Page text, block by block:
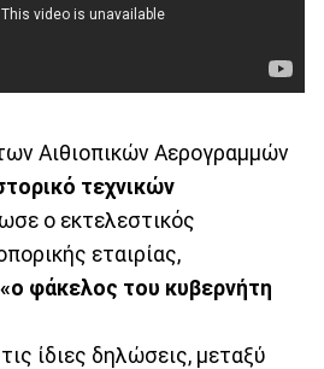
Αιθιοπικών Αερογραμμών
τεχνικών
ο εκτελεστικός
εταιρίας,
«ο φάκελος του κυβερνήτη
ίδιες δηλώσεις, μεταξύ